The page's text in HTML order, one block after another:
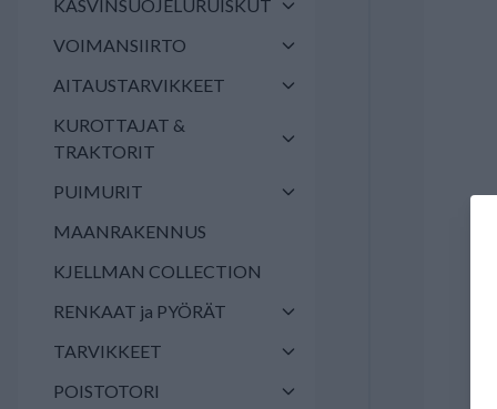
KASVINSUOJELURUISKUT
VOIMANSIIRTO
AITAUSTARVIKKEET
KUROTTAJAT &
TRAKTORIT
PUIMURIT
MAANRAKENNUS
KJELLMAN COLLECTION
RENKAAT ja PYÖRÄT
TARVIKKEET
POISTOTORI